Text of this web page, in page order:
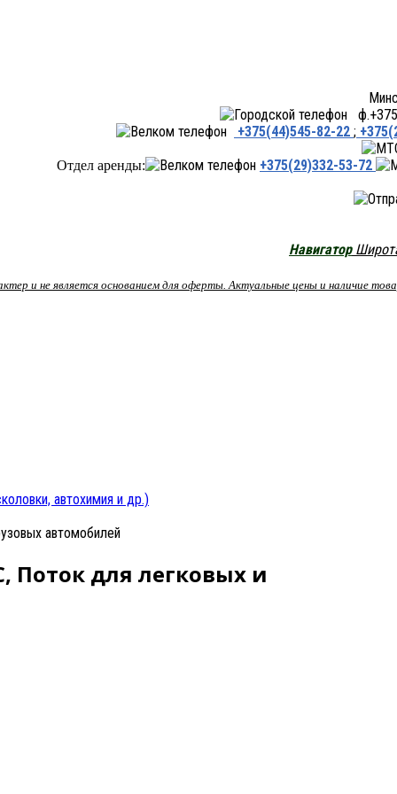
Минск ул.Переходная
+375(44)545-82-22 ;
Отдел аренды: +375(29)332-53-72
Навигатор
и не является основанием для оферты. Актуальные цены и наличие
автохимия и др.)
автомобилей
Поток для легковых и